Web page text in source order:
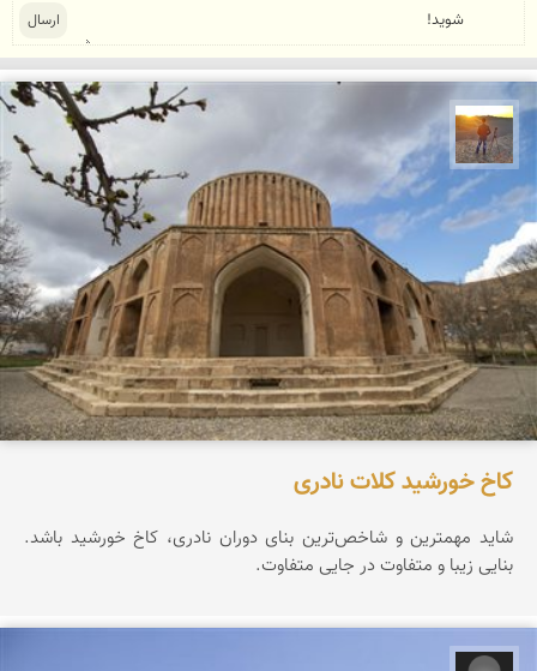
مهدی مخلصیان
کاخ خورشید کلات نادری
شاید مهمترین و شاخص‌ترین بنای دوران نادری، کاخ خورشید باشد.
بنایی زیبا و متفاوت در جایی متفاوت.